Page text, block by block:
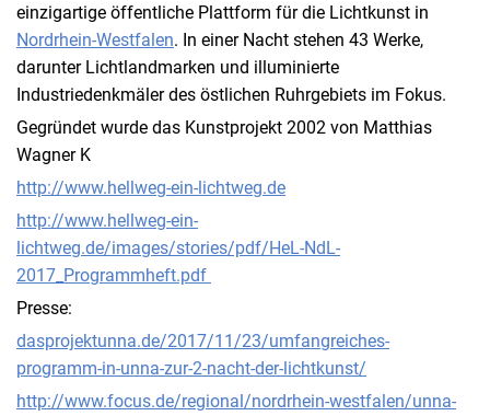
einzigartige öffentliche Plattform für die Lichtkunst in
Nordrhein-Westfalen. In einer Nacht stehen 43 Werke,
darunter Lichtlandmarken und illuminierte
Industriedenkmäler des östlichen Ruhrgebiets im Fokus.
Gegründet wurde das Kunstprojekt 2002 von Matthias
Wagner K
http://www.hellweg-ein-lichtweg.de
http://www.hellweg-ein-
lichtweg.de/images/stories/pdf/HeL-NdL-
2017_Programmheft.pdf
Presse:
dasprojektunna.de/2017/11/23/umfangreiches-
programm-in-unna-zur-2-nacht-der-lichtkunst/
http://www.focus.de/regional/nordrhein-westfalen/unna-